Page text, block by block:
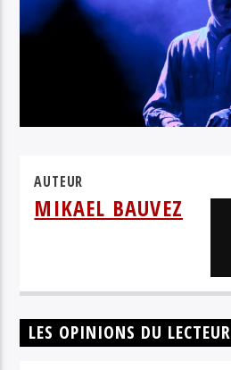
NINA VERSYP
AUTEUR
MIKAEL BAUVEZ
LES OPINIONS DU LECTEUR